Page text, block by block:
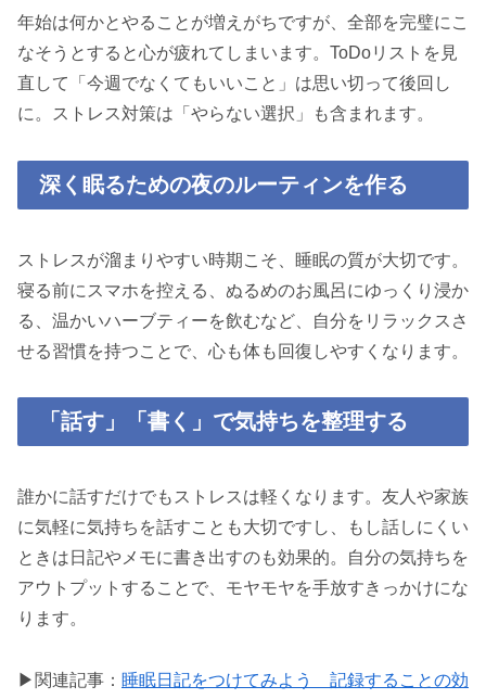
年始は何かとやることが増えがちですが、全部を完璧にこ
なそうとすると心が疲れてしまいます。ToDoリストを見
直して「今週でなくてもいいこと」は思い切って後回し
に。ストレス対策は「やらない選択」も含まれます。
深く眠るための夜のルーティンを作る
ストレスが溜まりやすい時期こそ、睡眠の質が大切です。
寝る前にスマホを控える、ぬるめのお風呂にゆっくり浸か
る、温かいハーブティーを飲むなど、自分をリラックスさ
せる習慣を持つことで、心も体も回復しやすくなります。
「話す」「書く」で気持ちを整理する
誰かに話すだけでもストレスは軽くなります。友人や家族
に気軽に気持ちを話すことも大切ですし、もし話しにくい
ときは日記やメモに書き出すのも効果的。自分の気持ちを
アウトプットすることで、モヤモヤを手放すきっかけにな
ります。
▶︎関連記事： 睡眠日記をつけてみよう 記録することの効